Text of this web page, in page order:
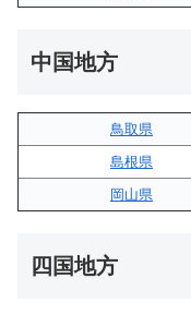
中国地方
鳥取県
島根県
岡山県
四国地方